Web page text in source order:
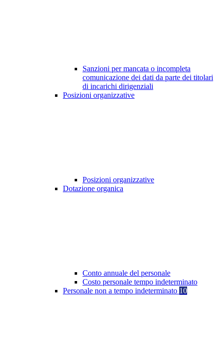
Sanzioni per mancata o incompleta
comunicazione dei dati da parte dei titolari
di incarichi dirigenziali
Posizioni organizzative
Posizioni organizzative
Dotazione organica
Conto annuale del personale
Costo personale tempo indeterminato
Personale non a tempo indeterminato 10